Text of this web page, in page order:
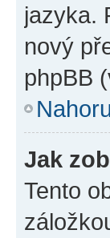
jazyka.
nový
phpBB
Jak
Tento